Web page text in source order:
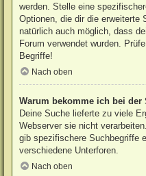
werden. Stelle eine
Optionen, die dir die erweiterte
natürlich auch möglich, dass
Forum verwendet wurden.
Begriffe!
Nach oben
Warum bekomme ich bei der
Deine Suche lieferte zu viele
Webserver sie nicht
gib spezifischere Suchbegriffe
verschiedene Unterforen.
Nach oben